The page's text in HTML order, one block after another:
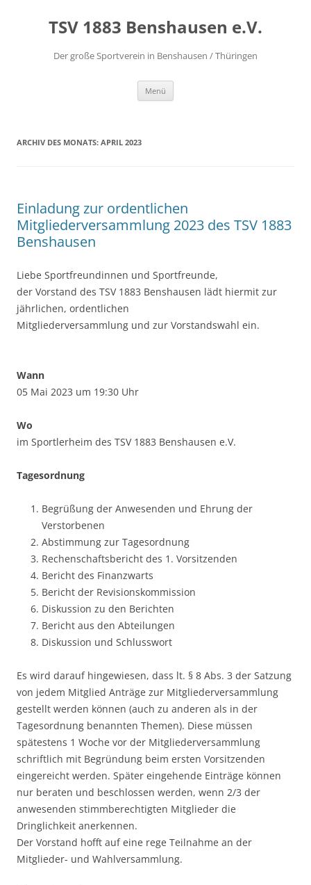
springenTSV 1883 Benshausen e.V.
Der große Sportverein in Benshausen / Thüringen
Menü
ARCHIV DES MONATS: APRIL 2023
Einladung zur ordentlichen
Mitgliederversammlung 2023 des TSV 1883
Benshausen
Liebe Sportfreundinnen und Sportfreunde,
der Vorstand des TSV 1883 Benshausen lädt hiermit zur
jährlichen, ordentlichen
Mitgliederversammlung und zur Vorstandswahl ein.
Wann
05 Mai 2023 um 19:30 Uhr
Wo
im Sportlerheim des TSV 1883 Benshausen e.V.
Tagesordnung
Begrüßung der Anwesenden und Ehrung der
Verstorbenen
Abstimmung zur Tagesordnung
Rechenschaftsbericht des 1. Vorsitzenden
Bericht des Finanzwarts
Bericht der Revisionskommission
Diskussion zu den Berichten
Bericht aus den Abteilungen
Diskussion und Schlusswort
Es wird darauf hingewiesen, dass lt. § 8 Abs. 3 der Satzung
von jedem Mitglied Anträge zur Mitgliederversammlung
gestellt werden können (auch zu anderen als in der
Tagesordnung benannten Themen). Diese müssen
spätestens 1 Woche vor der Mitgliederversammlung
schriftlich mit Begründung beim ersten Vorsitzenden
eingereicht werden. Später eingehende Einträge können
nur beraten und beschlossen werden, wenn 2/3 der
anwesenden stimmberechtigten Mitglieder die
Dringlichkeit anerkennen.
Der Vorstand hofft auf eine rege Teilnahme an der
Mitglieder- und Wahlversammlung.